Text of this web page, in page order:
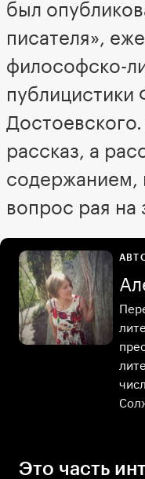
был
писателя»,
философско-
публицистики
рассказ, а
содержанием,
вопрос рая на
Это часть